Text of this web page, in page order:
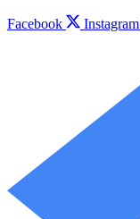
Facebook Instagram